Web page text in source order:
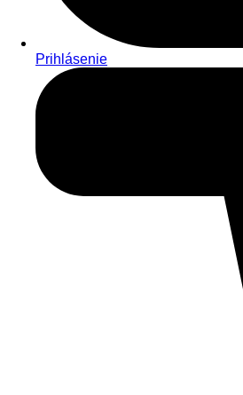
Prihlásenie